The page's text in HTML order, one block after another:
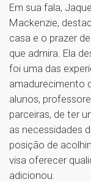
Em sua fala,
Mackenzie,
casa e o prazer
que admira. Ela
foi uma das
amadurecimento
alunos,
parceiras, de ter
as necessidades
posição de
visa oferecer
adicionou.